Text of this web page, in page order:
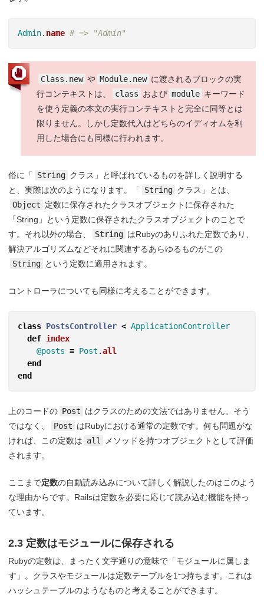
Admin. name # => "Admin"
Class.new や Module.new に渡されるブロックの実
行コンテキストは、
class および module キーワード
を使う定義の本文の実行コンテキストと完全に同等とは
限りません。しかし定数代入はどちらのイディオムを利
用した場合にも同様に行われます。
俗に「 String クラス」と呼ばれているものを詳しく説明する
と、実際は次のようになります。「
String クラス」とは、
Object 定数に保存されたクラスオブジェクトに保存された
「String」という定数に保存されたクラスオブジェクトのことで
す。それ以外の場合、
String はRubyのありふれた定数であり、
解決アルゴリズムなどそれに関連するあらゆるものがこの
String という定数に適用されます。
コントローラについても同様に考えることができます。
class PostsController < ApplicationController
def index
@posts = Post .all
end
end
上のコードの Post はクラスのための文法ではありません。そう
ではなく、
Post はRubyにおける通常の定数です。何も問題がな
ければ、この定数は all
メソッドを持つオブジェクトとして評価
されます。
ここまで定数の自動読み込みについて詳しく解説したのはこのよう
な理由からです。Railsは定数を必要に応じて読み込む機能を持っ
ています。
2.3 定数はモジュールに保存される
Rubyの定数は、まったく文字通りの意味で「モジュールに属しま
す」。クラスやモジュールは定数テーブルを1つ持ちます。これは
ハッシュテーブルのようなものと考えることができます。